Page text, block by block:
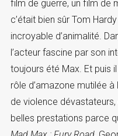
film de guerre, un film de
c’était bien sûr Tom
incroyable d’animalité.
l’acteur fascine par son
toujours été Max. Et puis
rôle d’amazone mutilée
de violence
belles prestations parce